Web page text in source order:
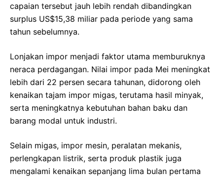
capaian tersebut jauh lebih rendah dibandingkan
surplus US$15,38 miliar pada periode yang sama
tahun sebelumnya.
Lonjakan impor menjadi faktor utama memburuknya
neraca perdagangan. Nilai impor pada Mei meningkat
lebih dari 22 persen secara tahunan, didorong oleh
kenaikan tajam impor migas, terutama hasil minyak,
serta meningkatnya kebutuhan bahan baku dan
barang modal untuk industri.
Selain migas, impor mesin, peralatan mekanis,
perlengkapan listrik, serta produk plastik juga
mengalami kenaikan sepanjang lima bulan pertama